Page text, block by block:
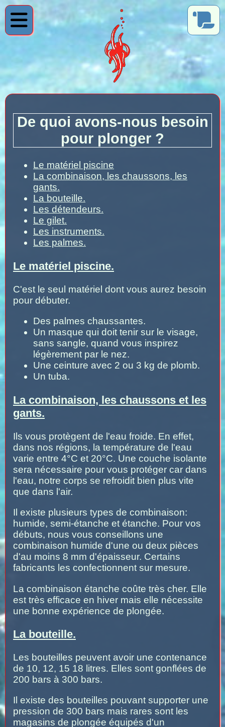
De quoi avons-nous besoin
pour plonger ?
Le matériel piscine
La combinaison, les chaussons, les
gants.
La bouteille.
Les détendeurs.
Le gilet.
Les instruments.
Les palmes.
Le matériel piscine.
C'est le seul matériel dont vous aurez besoin
pour débuter.
Des palmes chaussantes.
Un masque qui doit tenir sur le visage,
sans sangle, quand vous inspirez
légèrement par le nez.
Une ceinture avec 2 ou 3 kg de plomb.
Un tuba.
La combinaison, les chaussons et les
gants.
Ils vous protègent de l'eau froide. En effet,
dans nos régions, la température de l'eau
varie entre 4°C et 20°C. Une couche isolante
sera nécessaire pour vous protéger car dans
l'eau, notre corps se refroidit bien plus vite
que dans l'air.
Il existe plusieurs types de combinaison:
humide, semi-étanche et étanche. Pour vos
débuts, nous vous conseillons une
combinaison humide d'une ou deux pièces
d'au moins 8 mm d'épaisseur. Certains
fabricants les confectionnent sur mesure.
La combinaison étanche coûte très cher. Elle
est très efficace en hiver mais elle nécessite
une bonne expérience de plongée.
La bouteille.
Les bouteilles peuvent avoir une contenance
de 10, 12, 15 18 litres. Elles sont gonflées de
200 bars à 300 bars.
Il existe des bouteilles pouvant supporter une
pression de 300 bars mais rares sont les
magasins de plongée équipés d'un